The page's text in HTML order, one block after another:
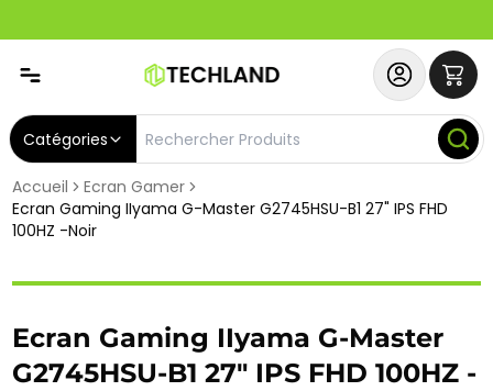
Catégories
Accueil
Ecran Gamer
Ecran Gaming IIyama G-Master G2745HSU-B1 27" IPS FHD
100HZ -Noir
Ecran Gaming IIyama G-Master
G2745HSU-B1 27" IPS FHD 100HZ -